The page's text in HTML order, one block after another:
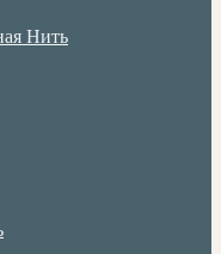
Нить